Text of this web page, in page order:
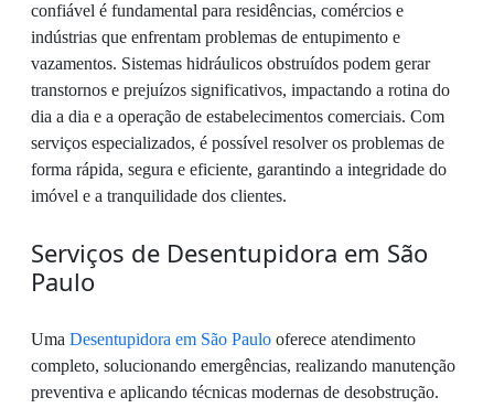
confiável é fundamental para residências, comércios e
indústrias que enfrentam problemas de entupimento e
vazamentos. Sistemas hidráulicos obstruídos podem gerar
transtornos e prejuízos significativos, impactando a rotina do
dia a dia e a operação de estabelecimentos comerciais. Com
serviços especializados, é possível resolver os problemas de
forma rápida, segura e eficiente, garantindo a integridade do
imóvel e a tranquilidade dos clientes.
Serviços de Desentupidora em São
Paulo
Uma Desentupidora em São Paulo oferece atendimento
completo, solucionando emergências, realizando manutenção
preventiva e aplicando técnicas modernas de desobstrução.